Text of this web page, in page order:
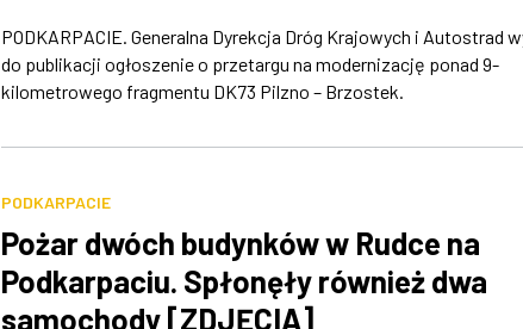
PODKARPACIE. Generalna Dyrekcja Dróg Krajowych i Autostrad
do publikacji ogłoszenie o przetargu na modernizację ponad 9-
kilometrowego fragmentu DK73 Pilzno – Brzostek.
PODKARPACIE
Pożar dwóch budynków w Rudce na
Podkarpaciu. Spłonęły również dwa
samochody [ZDJĘCIA]